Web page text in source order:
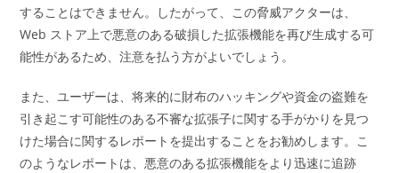
することはできません。したがって、この脅威アクターは、
Web ストア上で悪意のある破損した拡張機能を再び生成する可
能性があるため、注意を払う方がよいでしょう。
また、ユーザーは、将来的に財布のハッキングや資金の盗難を
引き起こす可能性のある不審な拡張子に関する手がかりを見つ
けた場合に関するレポートを提出することをお勧めします。こ
のようなレポートは、悪意のある拡張機能をより迅速に追跡